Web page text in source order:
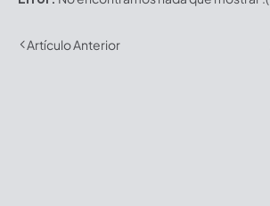
Artículo Anterior